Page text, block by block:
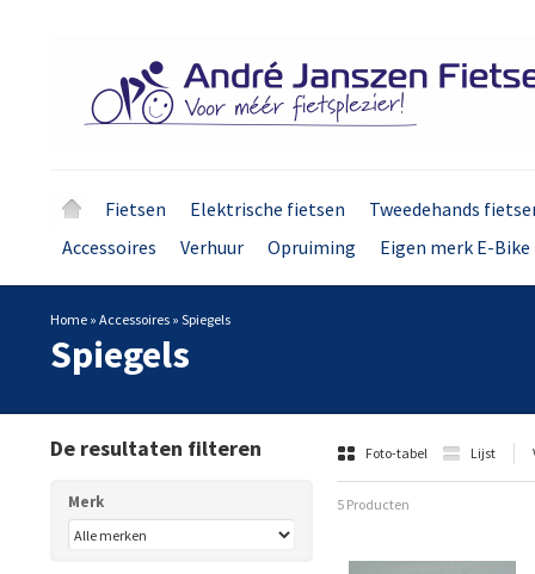
Fietsen Elektrische fietsen
Tweedehands
Accessoires
Verhuur Opruiming Eigen merk E-
Home » Accessoires » Spiegels
Spiegels
Foto-tabel Lijst
5 Producten
De resultaten filteren
Merk